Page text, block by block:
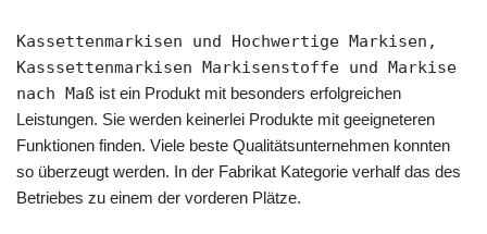
Kassettenmarkisen und Hochwertige Markisen,
Kasssettenmarkisen Markisenstoffe und Markise
nach Maß ist ein Produkt mit besonders erfolgreichen
Leistungen. Sie werden keinerlei Produkte mit geeigneteren
Funktionen finden. Viele beste Qualitätsunternehmen konnten
so überzeugt werden. In der Fabrikat Kategorie verhalf das des
Betriebes zu einem der vorderen Plätze.